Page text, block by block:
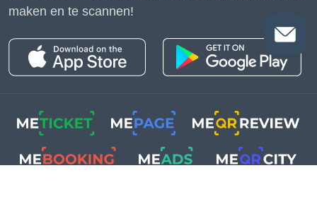
maken en te scannen!